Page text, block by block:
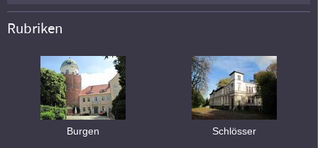
Rubriken
Burgen Schlösser